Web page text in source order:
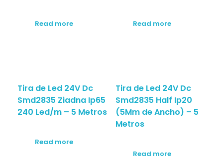
Read more Read more
Tira de Led 24V Dc
Smd2835 Ziadna Ip65
240 Led/m – 5 Metros
Read more
Tira de Led 24V Dc
Smd2835 Half Ip20
(5Mm de Ancho) – 5
Metros
Read more